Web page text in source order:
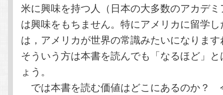
米に興味を持つ人（日本の大多数のアカデ
は興味をもちません。特にアメリカに留学
は，アメリカが世界の常識みたいになりま
そういう方は本書を読んでも「なるほど」
ょう。
では本書を読む価値はどこにあるのか？